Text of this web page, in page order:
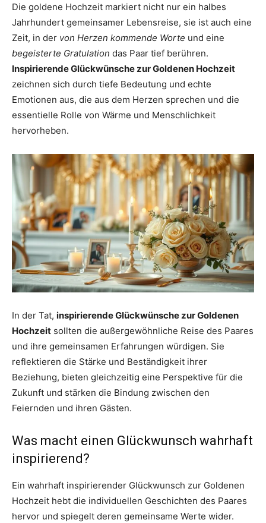
Die goldene Hochzeit markiert nicht nur ein halbes
Jahrhundert gemeinsamer Lebensreise, sie ist auch eine
Zeit, in der von Herzen kommende Worte und eine
begeisterte Gratulation das Paar tief berühren.
Inspirierende Glückwünsche zur Goldenen Hochzeit
zeichnen sich durch tiefe Bedeutung und echte
Emotionen aus, die aus dem Herzen sprechen und die
essentielle Rolle von Wärme und Menschlichkeit
hervorheben.
In der Tat, inspirierende Glückwünsche zur Goldenen
Hochzeit sollten die außergewöhnliche Reise des Paares
und ihre gemeinsamen Erfahrungen würdigen. Sie
reflektieren die Stärke und Beständigkeit ihrer
Beziehung, bieten gleichzeitig eine Perspektive für die
Zukunft und stärken die Bindung zwischen den
Feiernden und ihren Gästen.
Was macht einen Glückwunsch wahrhaft
inspirierend?
Ein wahrhaft inspirierender Glückwunsch zur Goldenen
Hochzeit hebt die individuellen Geschichten des Paares
hervor und spiegelt deren gemeinsame Werte wider.